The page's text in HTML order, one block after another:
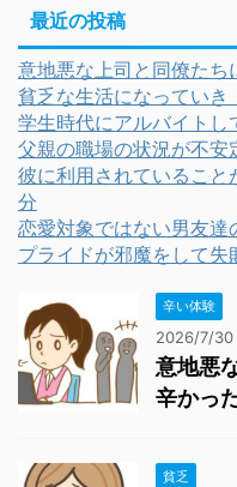
最近の投稿
意地悪な上司と同僚た
貧乏な生活になっていき
学生時代にアルバイトし
父親の職場の状況が不
彼に利用されていること
分
恋愛対象ではない男友達
プライドが邪魔をして失
辛い体験
2026/7/30
意地悪
辛かっ
貧乏